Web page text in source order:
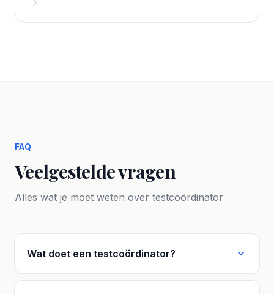
FAQ
Veelgestelde vragen
Alles wat je moet weten over testcoördinator
Wat doet een testcoördinator?